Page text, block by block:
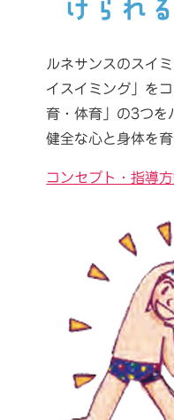
けられ
ルネサンスのスイ
イスイミング」を
育・体育」の3つを
健全な心と身体を育
コンセプト・指導